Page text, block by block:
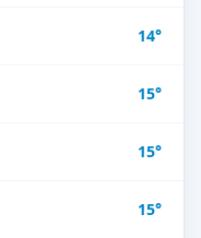
14°
15°
15°
15°